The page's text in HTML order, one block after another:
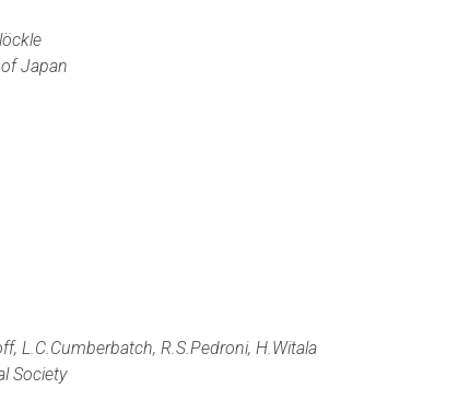
Japan
L.C.Cumberbatch, R.S.Pedroni, H.Witala
Society